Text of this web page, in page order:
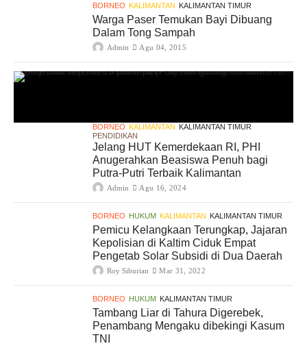
BORNEO KALIMANTAN KALIMANTAN TIMUR
Warga Paser Temukan Bayi Dibuang
Dalam Tong Sampah
Admin Agu 04, 2015
BORNEO KALIMANTAN KALIMANTAN TIMUR
PENDIDIKAN
Jelang HUT Kemerdekaan RI, PHI
Anugerahkan Beasiswa Penuh bagi
Putra-Putri Terbaik Kalimantan
Admin Agu 16, 2024
BORNEO HUKUM KALIMANTAN KALIMANTAN TIMUR
Pemicu Kelangkaan Terungkap, Jajaran
Kepolisian di Kaltim Ciduk Empat
Pengetab Solar Subsidi di Dua Daerah
Roy Siburian Mar 31, 2022
BORNEO HUKUM KALIMANTAN TIMUR
Tambang Liar di Tahura Digerebek,
Penambang Mengaku dibekingi Kasum
TNI